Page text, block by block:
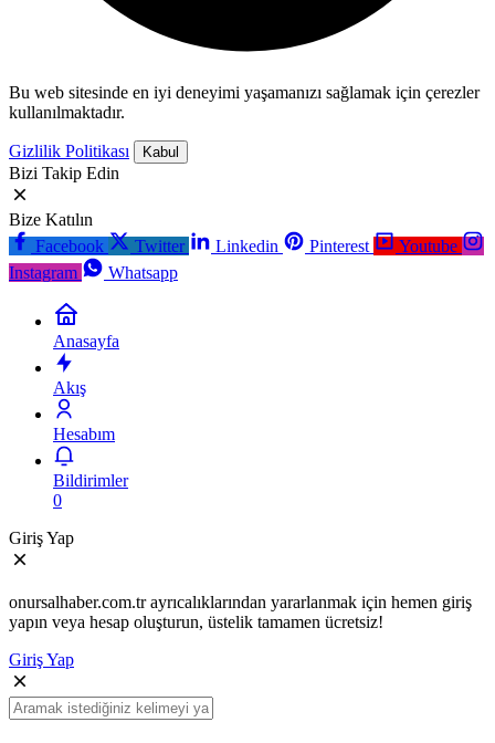
Bu web sitesinde en iyi deneyimi yaşamanızı sağlamak için çerezler
kullanılmaktadır.
Gizlilik Politikası Kabul
Bizi Takip Edin
Bize Katılın
Facebook
Twitter Linkedin Pinterest
Youtube
Instagram
Whatsapp
Anasayfa
Akış
Hesabım
Bildirimler
0
Giriş Yap
onursalhaber.com.tr ayrıcalıklarından yararlanmak için hemen giriş
yapın veya hesap oluşturun, üstelik tamamen ücretsiz!
Giriş Yap